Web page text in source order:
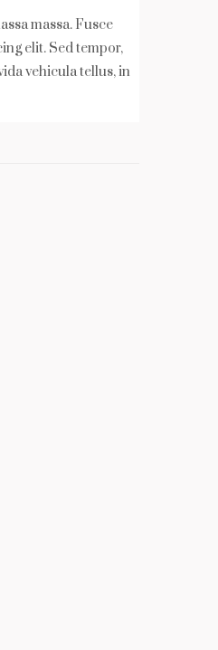
massa. Fusce
elit. Sed tempor,
vehicula tellus, in